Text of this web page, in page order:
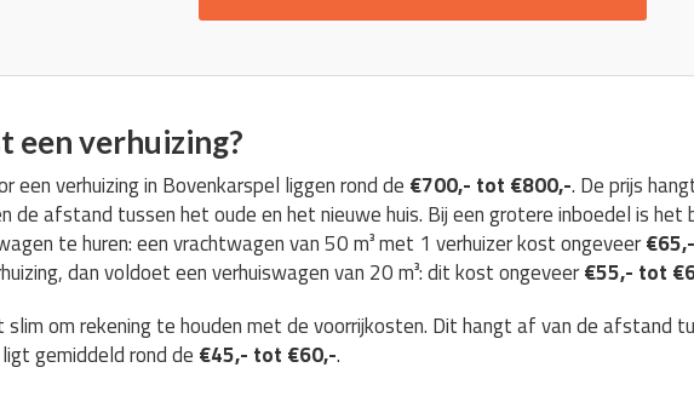
een verhuizing?
een verhuizing in Bovenkarspel liggen rond de €700,- tot €800,-. De prijs
de afstand tussen het oude en het nieuwe huis. Bij een grotere inboedel is het
te huren: een vrachtwagen van 50 m³ met 1 verhuizer kost ongeveer
dan voldoet een verhuiswagen van 20 m³: dit kost ongeveer€55,- tot
om rekening te houden met de voorrijkosten. Dit hangt af van de afstand
gemiddeld rond de €45,- tot €60,-.